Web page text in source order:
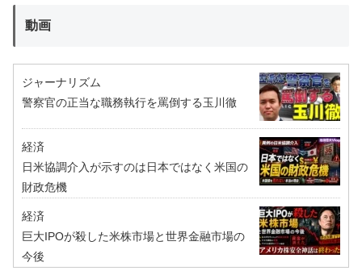
動画
ジャーナリズム
警察官の正当な職務執行を罵倒する玉川徹
経済
日米協調介入が示すのは日本ではなく米国の
財政危機
経済
巨大IPOが殺した米株市場と世界金融市場の
今後